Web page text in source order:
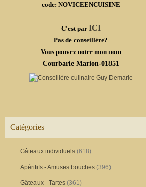
code: NOVICEENCUISINE
C'est par ICI
Pas de conseillère?
Vous pouvez noter mon nom
Courbarie Marion-01851
Catégories
Gâteaux individuels (618)
Apéritifs - Amuses bouches (396)
Gâteaux - Tartes (361)